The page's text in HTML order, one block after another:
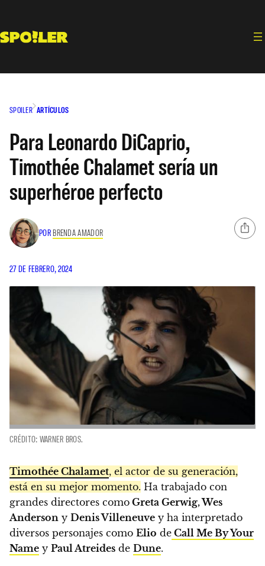
contenido
SPOILER ARTÍCULOS
Para Leonardo DiCaprio,
Timothée Chalamet sería un
superhéroe perfecto
POR BRENDA AMADOR
27 DE FEBRERO, 2024
CRÉDITO: WARNER BROS.
Timothée Chalamet, el actor de su generación,
está en su mejor momento. Ha trabajado con
grandes directores como Greta Gerwig, Wes
Anderson y Denis Villeneuve y ha interpretado
diversos personajes como Elio de Call Me By Your
Name y Paul Atreides de Dune.